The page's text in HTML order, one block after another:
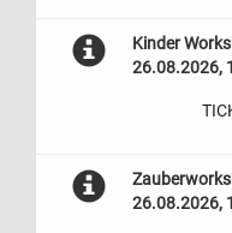
Kinder
26.08.2026,
26.08.2026,